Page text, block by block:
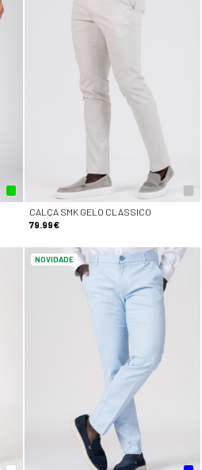
CALÇA SMK GELO CLASSICO
79.99€
NOVIDADE